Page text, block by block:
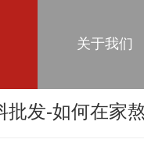
关于我们
批发-如何在家